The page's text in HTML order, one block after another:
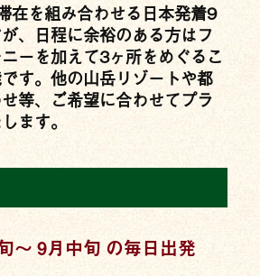
在を組み合わせる日本発着9
、日程に余裕のある方はフ
ーを加えて3ヶ所をめぐるこ
す。他の山岳リゾートや都
等、ご希望に合わせてプラ
ます。
〜 9月中旬 の毎日出発